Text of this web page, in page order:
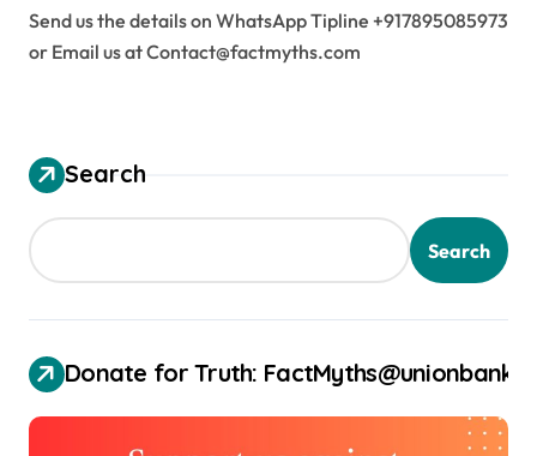
Send us the details on WhatsApp Tipline +917895085973
or Email us at Contact@factmyths.com
Search
Search
Donate for Truth: FactMyths@unionbank